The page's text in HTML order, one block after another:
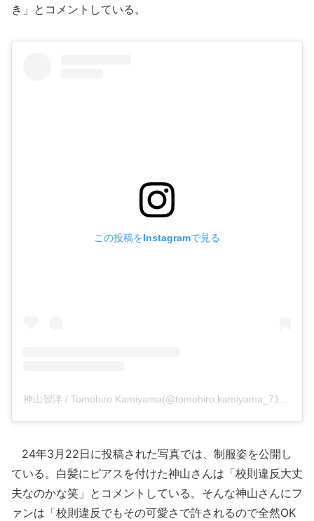
き」とコメントしている。
この投稿をInstagramで見る
神山智洋 / Tomohiro Kamiyama(@tomohiro.kamiyama_71)がシェアした投稿
24年3月22日に投稿された写真では、制服姿を公開し
ている。白髪にピアスを付けた神山さんは「校則違反大丈
夫なのかな笑」とコメントしている。そんな神山さんにフ
ァンは「校則違反でもその可愛さで許されるので全然OK